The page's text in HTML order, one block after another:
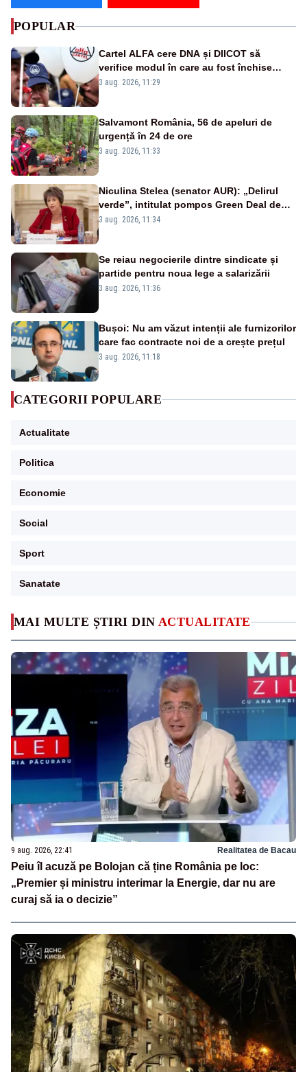
MAI MULTE ȘTIRI DIN ACTUALITATE
9 aug. 2026, 22:41 Realitatea de Bacau
Peiu îl acuză pe Bolojan că ține România pe loc:
„Premier și ministru interimar la Energie, dar nu are
curaj să ia o decizie”
POPULAR
Cartel ALFA cere DNA și DIICOT să
verifice modul în care au fost închise
centralele pe cărbune
3 aug. 2026, 11:29
Salvamont România, 56 de apeluri de
urgență în 24 de ore
3 aug. 2026, 11:33
Niculina Stelea (senator AUR): „Delirul
verde”, intitulat pompos Green Deal de
către Bruxelles, este în mare măsură
3 aug. 2026, 11:34
Se reiau negocierile dintre sindicate și
partide pentru noua lege a salarizării
3 aug. 2026, 11:36
Bușoi: Nu am văzut intenții ale furnizorilor
care fac contracte noi de a crește prețul
3 aug. 2026, 11:18
CATEGORII POPULARE
Actualitate
Politica
Economie
Social
Sport
Sanatate